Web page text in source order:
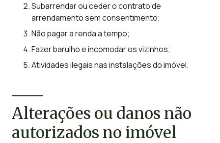
Subarrendar ou ceder o contrato de
arrendamento sem consentimento;
Não pagar a renda a tempo;
Fazer barulho e incomodar os vizinhos;
Atividades ilegais nas instalações do imóvel.
Alterações ou danos não
autorizados no imóvel